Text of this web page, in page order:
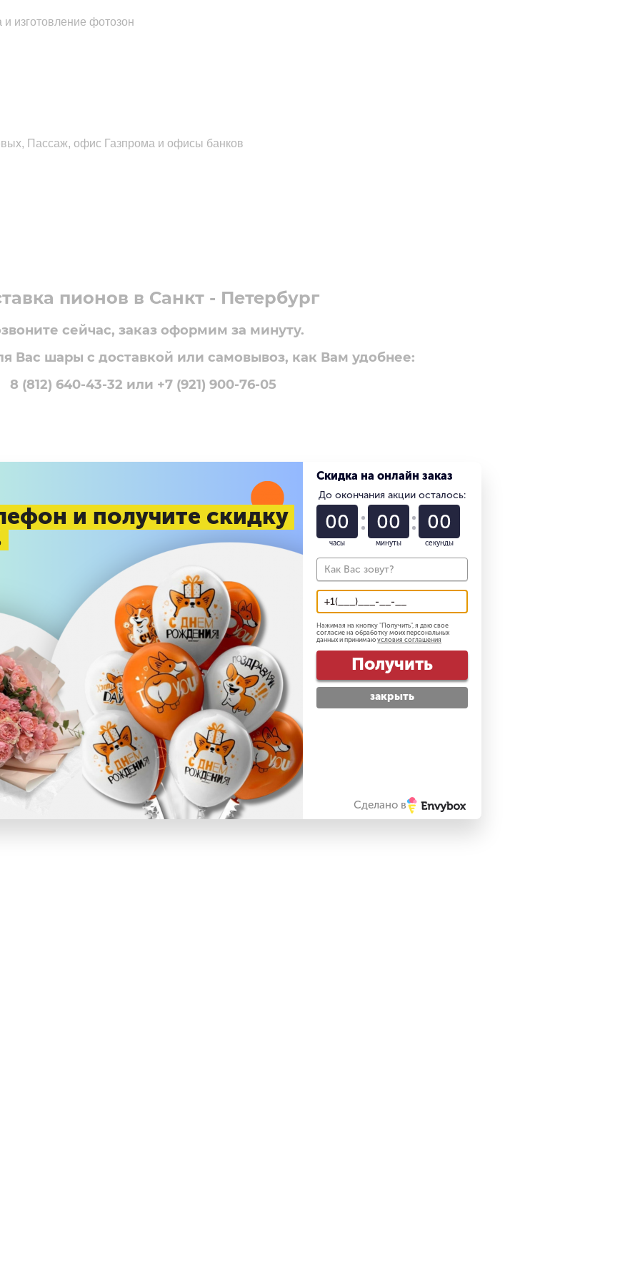
изготовление фотозон
Пассаж, офис Газпрома и офисы банков
пионов в Санкт - Петербург
сейчас, заказ оформим за минуту.
Вас шары с доставкой или самовывоз, как Вам удобнее:
8 (812) 640-43-32 или +7 (921) 900-76-05
, также купили
и получите скидку
Скидка на онлайн заказ
До окончания акции осталось:
01
часы
22
минуты
58
секунды
Нажимая на кнопку "Получить", я даю свое
согласие на обработку моих персональных
данных и принимаю условия соглашения
Получить
закрыть
Сделано в